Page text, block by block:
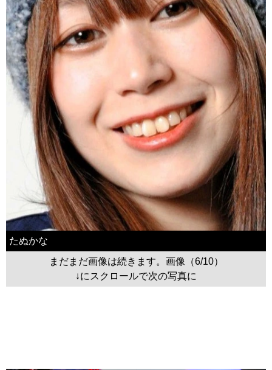
たぬかな
まだまだ画像は続きます。画像（6/10）
↓にスクロールで次の写真に